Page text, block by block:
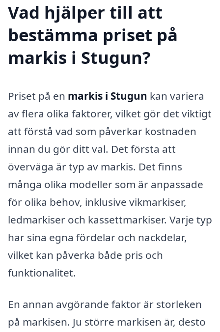
Vad hjälper till att
bestämma priset på
markis i Stugun?
Priset på en markis i Stugun kan variera
av flera olika faktorer, vilket gör det viktigt
att förstå vad som påverkar kostnaden
innan du gör ditt val. Det första att
överväga är typ av markis. Det finns
många olika modeller som är anpassade
för olika behov, inklusive vikmarkiser,
ledmarkiser och kassettmarkiser. Varje typ
har sina egna fördelar och nackdelar,
vilket kan påverka både pris och
funktionalitet.
En annan avgörande faktor är storleken
på markisen. Ju större markisen är, desto